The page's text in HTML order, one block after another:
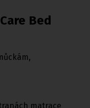
Bed
matrace